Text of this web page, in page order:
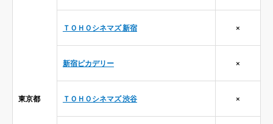
東京都
ＴＯＨＯシネマズ 新宿 ×
新宿ピカデリー ×
ＴＯＨＯシネマズ 渋谷 ×